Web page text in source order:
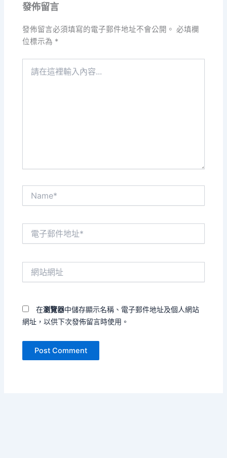
發佈留言
發佈留言必須填寫的電子郵件地址不會公開。 必填欄
位標示為 *
在瀏覽器中儲存顯示名稱、電子郵件地址及個人網站
網址，以供下次發佈留言時使用。